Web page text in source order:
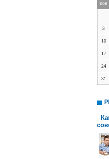
пон
3
10
17
24
31